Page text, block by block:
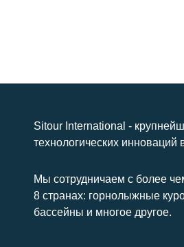
Sitour International -
технологических инноваций
Мы сотрудничаем с более
8 странах: горнолыжные
бассейны и многое другое.